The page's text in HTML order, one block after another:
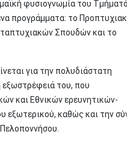
φυσιογνωμία του
προγράμματα: το
Σπουδών και το
για την πολυδιάστατη
εξωστρέφειά του, που
και Εθνικών ερευνητικών-
εξωτερικού, καθώς και την